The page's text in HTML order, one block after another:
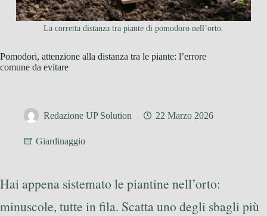
La corretta distanza tra piante di pomodoro nell’orto.
Pomodori, attenzione alla distanza tra le piante: l’errore
comune da evitare
Redazione UP Solution 22 Marzo 2026
Giardinaggio
Hai appena sistemato le piantine nell’orto:
minuscole, tutte in fila. Scatta uno degli sbagli più